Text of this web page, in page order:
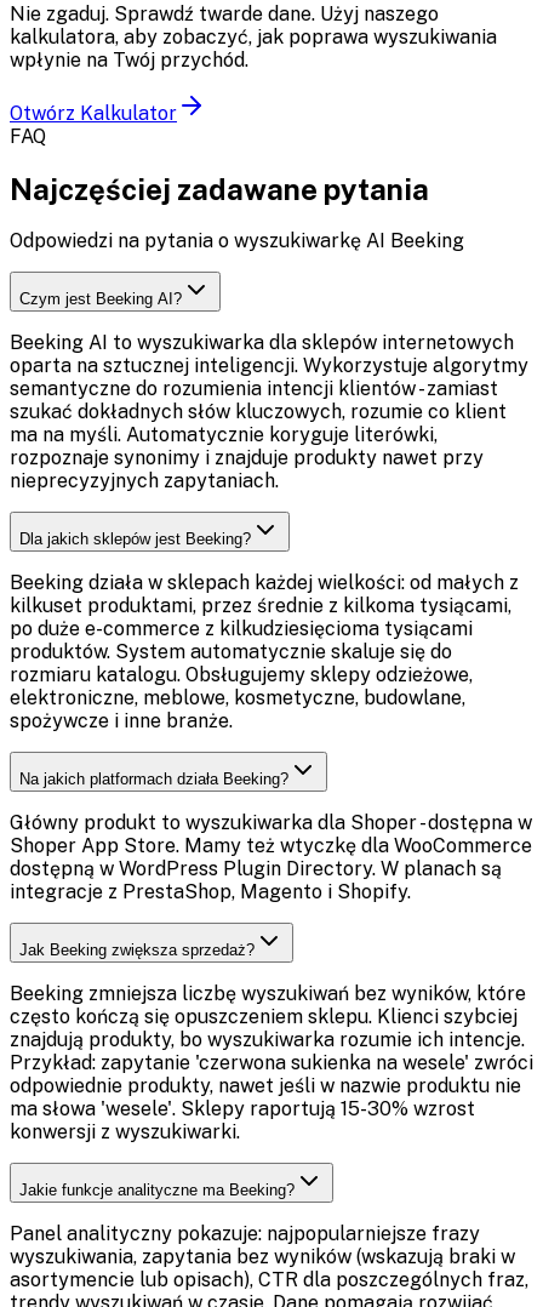
Nie zgaduj. Sprawdź twarde dane. Użyj naszego
kalkulatora, aby zobaczyć, jak poprawa wyszukiwania
wpłynie na Twój przychód.
Otwórz Kalkulator
FAQ
Najczęściej zadawane pytania
Odpowiedzi na pytania o wyszukiwarkę AI Beeking
Czym jest Beeking AI?
Beeking AI to wyszukiwarka dla sklepów internetowych
oparta na sztucznej inteligencji. Wykorzystuje algorytmy
semantyczne do rozumienia intencji klientów - zamiast
szukać dokładnych słów kluczowych, rozumie co klient
ma na myśli. Automatycznie koryguje literówki,
rozpoznaje synonimy i znajduje produkty nawet przy
nieprecyzyjnych zapytaniach.
Dla jakich sklepów jest Beeking?
Beeking działa w sklepach każdej wielkości: od małych z
kilkuset produktami, przez średnie z kilkoma tysiącami,
po duże e-commerce z kilkudziesięcioma tysiącami
produktów. System automatycznie skaluje się do
rozmiaru katalogu. Obsługujemy sklepy odzieżowe,
elektroniczne, meblowe, kosmetyczne, budowlane,
spożywcze i inne branże.
Na jakich platformach działa Beeking?
Główny produkt to wyszukiwarka dla Shoper - dostępna w
Shoper App Store. Mamy też wtyczkę dla WooCommerce
dostępną w WordPress Plugin Directory. W planach są
integracje z PrestaShop, Magento i Shopify.
Jak Beeking zwiększa sprzedaż?
Beeking zmniejsza liczbę wyszukiwań bez wyników, które
często kończą się opuszczeniem sklepu. Klienci szybciej
znajdują produkty, bo wyszukiwarka rozumie ich intencje.
Przykład: zapytanie 'czerwona sukienka na wesele' zwróci
odpowiednie produkty, nawet jeśli w nazwie produktu nie
ma słowa 'wesele'. Sklepy raportują 15-30% wzrost
konwersji z wyszukiwarki.
Jakie funkcje analityczne ma Beeking?
Panel analityczny pokazuje: najpopularniejsze frazy
wyszukiwania, zapytania bez wyników (wskazują braki w
asortymencie lub opisach), CTR dla poszczególnych fraz,